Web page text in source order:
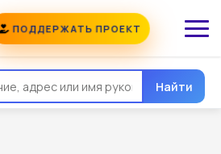
ПОДДЕРЖАТЬ ПРОЕКТ
Найти